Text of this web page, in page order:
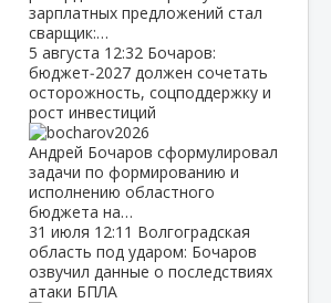
зарплатных предложений стал
сварщик:…
5 августа 12:32 Бочаров:
бюджет‑2027 должен сочетать
осторожность, соцподдержку и
рост инвестиций
Андрей Бочаров сформулировал
задачи по формированию и
исполнению областного
бюджета на…
31 июля 12:11 Волгоградская
область под ударом: Бочаров
озвучил данные о последствиях
атаки БПЛА